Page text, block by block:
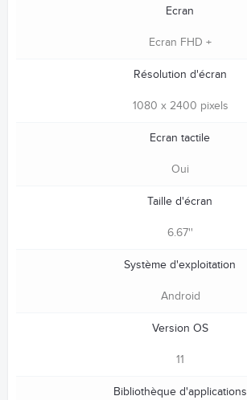
Ecran
Ecran FHD +
Résolution d'écran
1080 x 2400 pixels
Ecran tactile
Oui
Taille d'écran
6.67''
Système d'exploitation
Android
Version OS
11
Bibliothèque d'applications